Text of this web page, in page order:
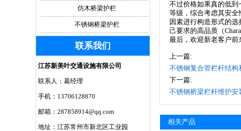
不过价格如果真的低到
等级，综合考虑其安
因素进行构造形式的
己要求的高品质（
最后，欢迎新老客户
上一篇:
不锈钢复合管栏杆结
下一篇:
不锈钢桥梁栏杆维护安
相关产品
仿木桥梁护栏
不锈钢桥梁护栏
联系我们
江苏新美叶交通设施有限公司
联系人：葛经理
手机：13706128870
邮箱：287858914@qq.com
地址：江苏常州市新北区工业园